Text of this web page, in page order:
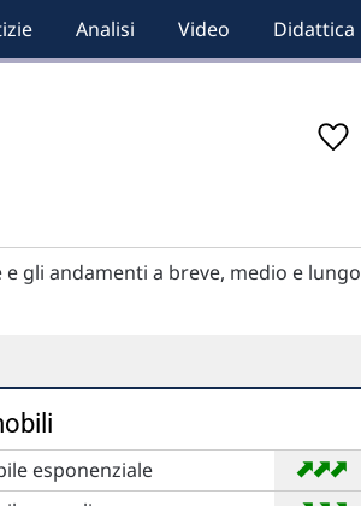
Analisi Video Didattica
e gli andamenti a breve, medio e lungo
esponenziale ➡
➡
➡